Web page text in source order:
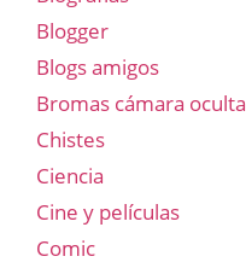
Blogger
Blogs amigos
Bromas cámara oculta
Chistes
Ciencia
Cine y películas
Comic